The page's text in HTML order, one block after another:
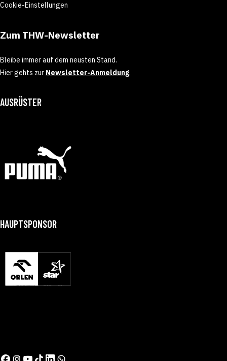
Cookie-Einstellungen
Zum THW-Newsletter
Bleibe immer auf dem neusten Stand.
Hier gehts zur Newsletter-Anmeldung.
AUSRÜSTER
HAUPTSPONSOR